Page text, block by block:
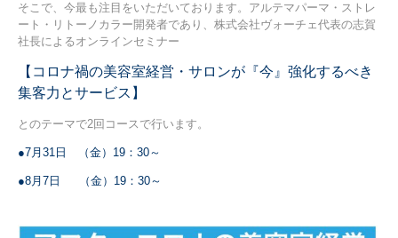
そこで、今最も注目をいただいております。アルテマパーマ・ストレ
ート・リトーノカラー開発者であり、株式会社ヴォーチェ代表の志賀
社長によるオンラインセミナー
【コロナ禍の美容室経営・サロンが『今』強化するべき
集客力とサービス】
とのテーマで2回コースで行います。
●7月31日 （金）19：30～
●8月7日 （金）19：30～